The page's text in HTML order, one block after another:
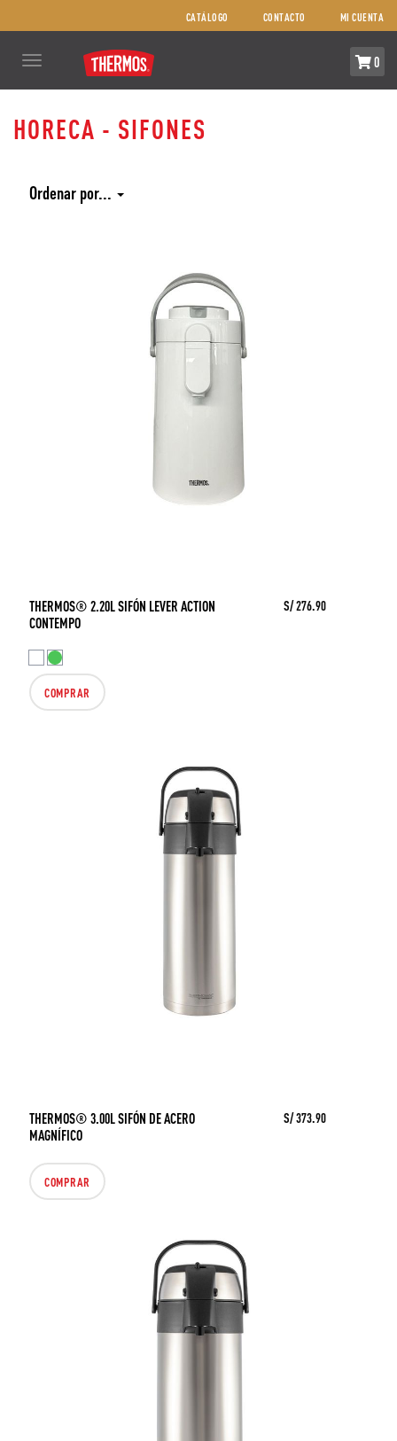
CATÁLOGO CONTACTO MI CUENTA
Toggle
navigation
0
AQUÍ
HORECA - SIFONES
Ordenar por...
THERMOS® 2.20L SIFÓN LEVER ACTION
CONTEMPO
S/ 276.90
COMPRAR
THERMOS® 3.00L SIFÓN DE ACERO
MAGNÍFICO
S/ 373.90
COMPRAR